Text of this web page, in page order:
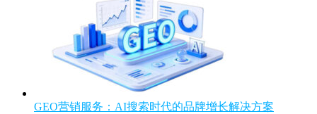
GEO营销服务：AI搜索时代的品牌增长解决方案